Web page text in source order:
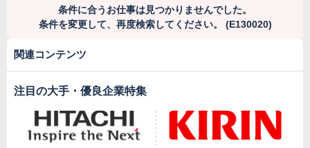
条件に合うお仕事は見つかりませんでした。
条件を変更して、再度検索してください。 (E130020)
関連コンテンツ
注目の大手・優良企業特集